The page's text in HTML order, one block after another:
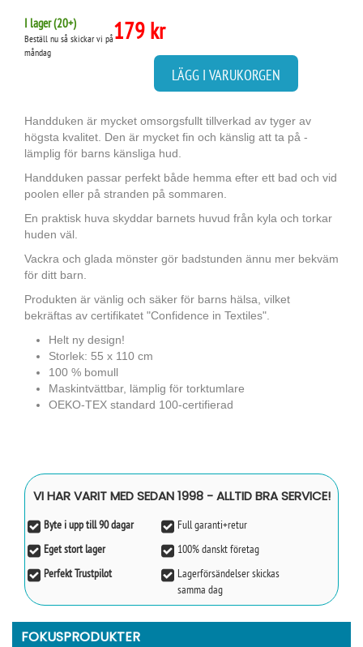
I lager (20+)
Beställ nu så skickar vi på
måndag
179 kr
LÄGG I VARUKORGEN
Handduken är mycket omsorgsfullt tillverkad av tyger av
högsta kvalitet. Den är mycket fin och känslig att ta på -
lämplig för barns känsliga hud.
Handduken passar perfekt både hemma efter ett bad och vid
poolen eller på stranden på sommaren.
En praktisk huva skyddar barnets huvud från kyla och torkar
huden väl.
Vackra och glada mönster gör badstunden ännu mer bekväm
för ditt barn.
Produkten är vänlig och säker för barns hälsa, vilket
bekräftas av certifikatet "Confidence in Textiles".
Helt ny design!
Storlek: 55 x 110 cm
100 % bomull
Maskintvättbar, lämplig för torktumlare
OEKO-TEX standard 100-certifierad
VI HAR VARIT MED SEDAN 1998 - ALLTID BRA SERVICE!
Byte i upp till 90 dagar
Full garanti+retur
Eget stort lager
100% danskt företag
Perfekt Trustpilot
Lagerförsändelser skickas
samma dag
FOKUSPRODUKTER